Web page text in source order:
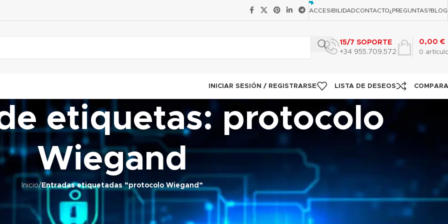
ACCESIBILIDADCONTACTO¿PREGUNTAS?BLOG
15/7 SOPORTE
+34 955.709.572
0
0,00 €
INICIAR SESIÓN / REGISTRARSE LISTA DE DESEOS
etiquetas: protocolo
Wiegand
Inicio/Entradas etiquetadas “protocolo Wiegand”